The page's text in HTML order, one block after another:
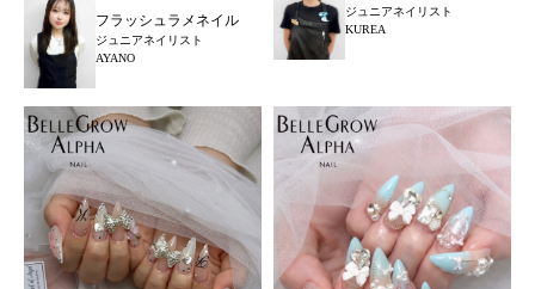
フラッシュラメネイル
ジュニアネイリスト
AYANO
ジュニアネイリスト
KUREA